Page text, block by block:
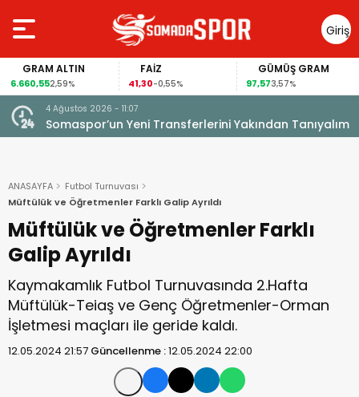
Giriş
Yap
FAİZ
41,30-0,55%
GÜMÜŞ GRAM
97,573,57%
BITCOIN
64.844,00
4 Ağustos 2026 - 11:07
Somaspor’un Yeni Transferlerini Yakından Tanıyalım
ANASAYFA
Futbol Turnuvası
Müftülük ve Öğretmenler Farklı Galip Ayrıldı
Müftülük ve Öğretmenler Farklı
Galip Ayrıldı
Kaymakamlık Futbol Turnuvasında 2.Hafta
Müftülük-Teiaş ve Genç Öğretmenler-Orman
İşletmesi maçları ile geride kaldı.
12.05.2024 21:57 Güncellenme :12.05.2024 22:00